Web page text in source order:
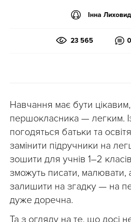
Інна Лиховид
23 565 0
Навчання має бути
першокласника — легким.
погодяться батьки та
замінити підручники на
зошити для учнів 1–2
зможуть писати, малювати,
залишити на згадку — на
дуже доречна.
Та з огляду на те, що досі